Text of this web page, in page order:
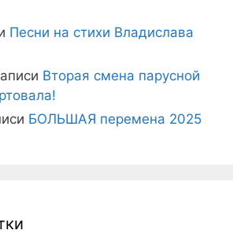
Песни на стихи Владислава
Вторая смена парусной
БОЛЬШАЯ перемена 2025